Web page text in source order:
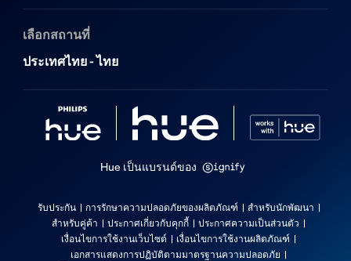
เลือกสถานที่
ประเทศไทย - ไทย
Hue เป็นแบรนด์ของ
รับประกัน การรักษาความปลอดภัยของผลิตภัณฑ์
สำหรับนักพัฒนา
สำหรับคู่ค้า
ประกาศเกี่ยวกับคุกกี้
ประกาศความเป็นส่วนตัว
เงื่อนไขการใช้งานเว็บไซต์
เงื่อนไขการใช้งานผลิตภัณฑ์
เอกสารแสดงการปฏิบัติตามมาตรฐานความปลอดภัย